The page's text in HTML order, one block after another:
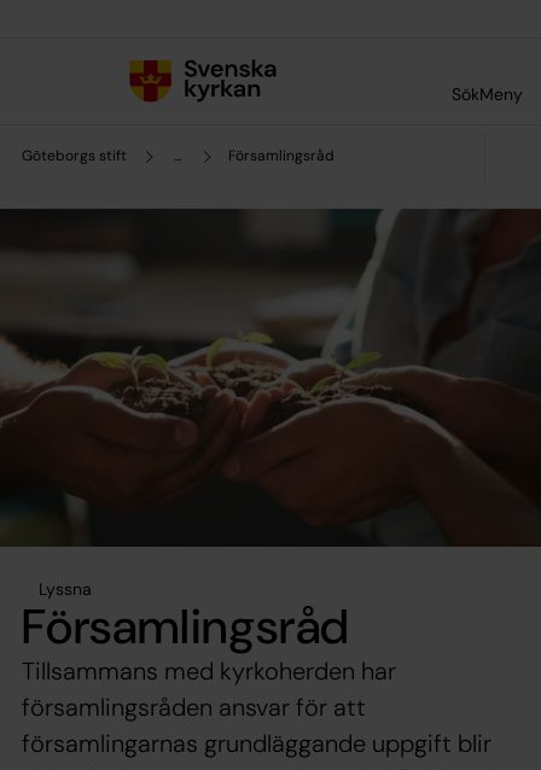
SökMeny
Göteborgs stift ... Församlingsråd
Lyssna
Församlingsråd
Tillsammans med kyrkoherden har
församlingsråden ansvar för att
församlingarnas grundläggande uppgift blir